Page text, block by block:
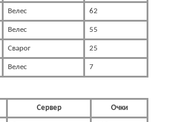
Велес 62
Велес 55
Сварог 25
Велес 7
Сервер Очки